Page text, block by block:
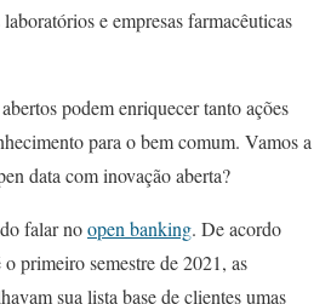
e empresas farmacêuticas
podem enriquecer tanto ações
para o bem comum. Vamos a
data com inovação aberta?
falar noopen banking. De acordo
primeiro semestre de 2021, as
sua lista base de clientes umas